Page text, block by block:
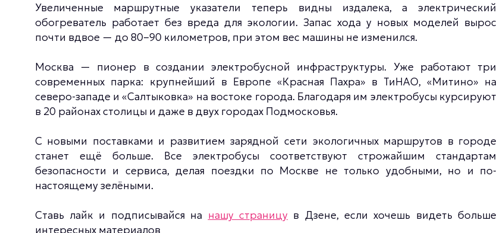
Увеличенные маршрутные указатели теперь видны издалека, а электрический
обогреватель работает без вреда для экологии. Запас хода у новых моделей вырос
почти вдвое — до 80–90 километров, при этом вес машины не изменился.
Москва — пионер в создании электробусной инфраструктуры. Уже работают три
современных парка: крупнейший в Европе «Красная Пахра» в ТиНАО, «Митино» на
северо-западе и «Салтыковка» на востоке города. Благодаря им электробусы курсируют
в 20 районах столицы и даже в двух городах Подмосковья.
С новыми поставками и развитием зарядной сети экологичных маршрутов в городе
станет ещё больше. Все электробусы соответствуют строжайшим стандартам
безопасности и сервиса, делая поездки по Москве не только удобными, но и по-
настоящему зелёными.
Ставь лайк и подписывайся на нашу страницув Дзене, если хочешь видеть больше
интересных материалов